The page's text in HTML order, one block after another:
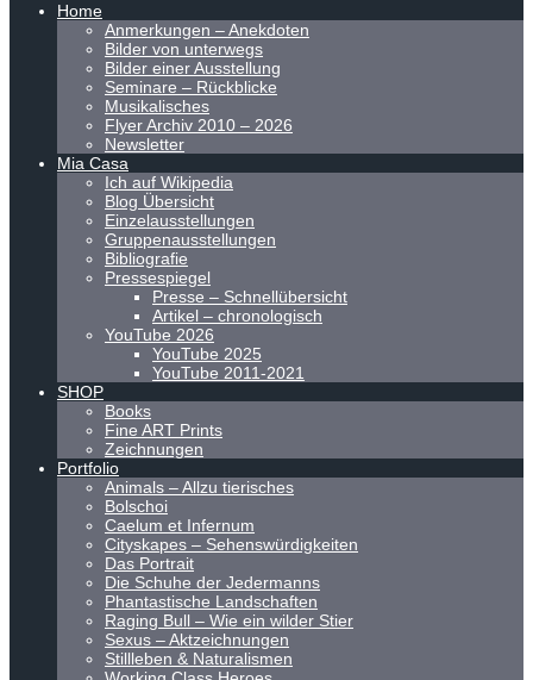
Home
Anmerkungen – Anekdoten
Bilder von unterwegs
Bilder einer Ausstellung
Seminare – Rückblicke
Musikalisches
Flyer Archiv 2010 – 2026
Newsletter
Mia Casa
Ich auf Wikipedia
Blog Übersicht
Einzelausstellungen
Gruppenausstellungen
Bibliografie
Pressespiegel
Presse – Schnellübersicht
Artikel – chronologisch
YouTube 2026
YouTube 2025
YouTube 2011-2021
SHOP
Books
Fine ART Prints
Zeichnungen
Portfolio
Animals – Allzu tierisches
Bolschoi
Caelum et Infernum
Cityskapes – Sehenswürdigkeiten
Das Portrait
Die Schuhe der Jedermanns
Phantastische Landschaften
Raging Bull – Wie ein wilder Stier
Sexus – Aktzeichnungen
Stillleben & Naturalismen